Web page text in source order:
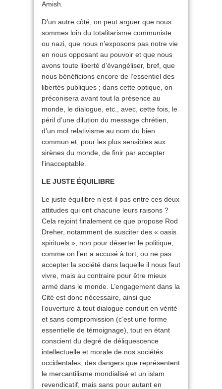
Amish.
D’un autre côté, on peut arguer que nous
sommes loin du totalitarisme communiste
ou nazi, que nous n’exposons pas notre vie
en nous opposant au pouvoir et que nous
avons toute liberté d’évangéliser, bref, que
nous bénéficions encore de l’essentiel des
libertés publiques ; dans cette optique, on
préconisera avant tout la présence au
monde, le dialogue, etc., avec, cette fois, le
péril d’une dilution du message chrétien,
d’un mol relativisme au nom du bien
commun et, pour les plus sensibles aux
sirènes du monde, de finir par accepter
l’inacceptable.
LE JUSTE ÉQUILIBRE
Le juste équilibre n’est-il pas entre ces deux
attitudes qui ont chacune leurs raisons ?
Cela rejoint finalement ce que propose Rod
Dreher, notamment de susciter des « oasis
spirituels », non pour déserter le politique,
comme on l’en a accusé à tort, ou ne pas
accepter la société dans laquelle il nous faut
vivre, mais au contraire pour être mieux
armé dans le monde. L’engagement dans la
Cité est donc nécessaire, ainsi que
l’ouverture à tout dialogue conduit en vérité
et sans compromission (c’est une forme
essentielle de témoignage), tout en étant
conscient du degré de déliquescence
intellectuelle et morale de nos sociétés
occidentales, des dangers que représentent
le mercantilisme mondialisé et un islam
revendicatif, mais sans pour autant en